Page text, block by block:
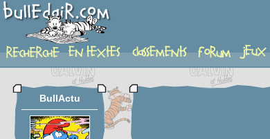
planche
BullActu